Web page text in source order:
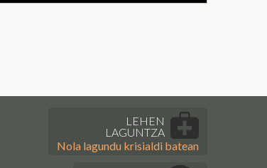
LEHEN
LAGUNTZA
Nola lagundu krisialdi batean